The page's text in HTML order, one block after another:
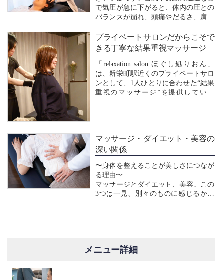
で気圧が急に下がると、体内の圧との
バランスが崩れ、頭痛やだるさ、肩こ
す。実は、気圧そのものの「数値」が
問題なのではなく、変化の速さが身体
に影響します。ゆるやかな変化には対
応できても、急激に下が...
プライベートサロンだからこそで
きる丁寧な結果重視マッサージ
「relaxation salon ほぐし処りおん」
は、新栄町駅近くのプライベートサロ
ンとして、1人ひとりに合わせた“結果
重視のマッサージ”を提供していま
は...
マッサージ・ダイエット・美容の
深い関係
〜身体を整えることが美しさにつなが
る理由〜
マッサージとダイエット、美容。この
3つは一見、別々のものに感じるかも
すみや乾燥に...
メニュー詳細